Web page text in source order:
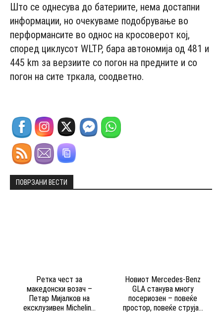
Што се однесува до батериите, нема достапни
информации, но очекуваме подобрување во
перформансите во однос на кросоверот кој,
според циклусот WLTP, бара автономија од 481 и
445 km за верзиите со погон на предните и со
погон на сите тркала, соодветно.
ПОВРЗАНИ ВЕСТИ
Ретка чест за
македонски возач –
Петар Мијалков на
ексклузивен Michelin...
Новиот Mercedes-Benz
GLA станува многу
посериозен – повеќе
простор, повеќе струја...